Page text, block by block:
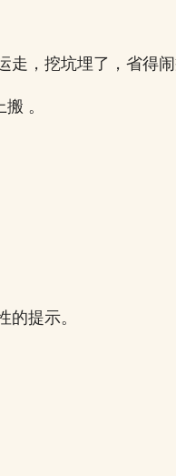
走，挖坑埋了，省得
。
提示。